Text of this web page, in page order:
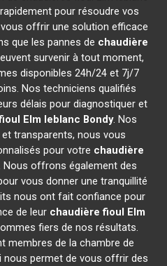
pour résoudre vos
offrir une solution efficace
que les pannes de chaudière
survenir à tout moment,
disponibles 24h/24 et 7j/7
Nos techniciens qualifiés
délais pour diagnostiquer et
Elm leblanc Bondy. Nos
transparents, nous vous
pour votre chaudière
Nous offrons également des
vous donner une tranquillité
nous ont fait confiance pour
de leur chaudière fioul Elm
fiers de nos résultats.
membres de la chambre de
nous permet de vous offrir des